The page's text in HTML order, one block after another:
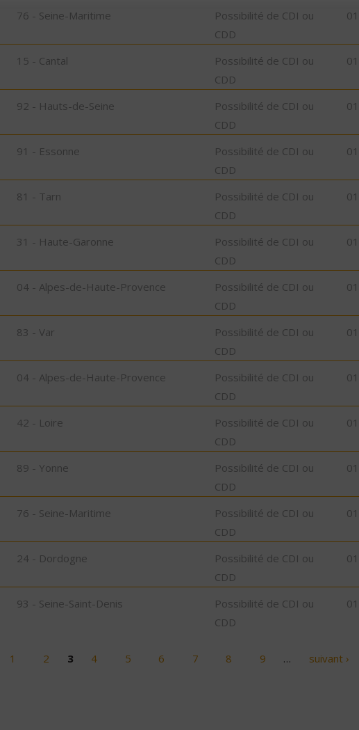
76 - Seine-Maritime
Possibilité de CDI ou
CDD
15 - Cantal
Possibilité de CDI ou
CDD
92 - Hauts-de-Seine
Possibilité de CDI ou
CDD
91 - Essonne
Possibilité de CDI ou
CDD
81 - Tarn
Possibilité de CDI ou
CDD
31 - Haute-Garonne
Possibilité de CDI ou
CDD
04 - Alpes-de-Haute-Provence
Possibilité de CDI ou
CDD
83 - Var
Possibilité de CDI ou
CDD
04 - Alpes-de-Haute-Provence
Possibilité de CDI ou
CDD
42 - Loire
Possibilité de CDI ou
CDD
89 - Yonne
Possibilité de CDI ou
CDD
76 - Seine-Maritime
Possibilité de CDI ou
CDD
24 - Dordogne
Possibilité de CDI ou
CDD
93 - Seine-Saint-Denis
Possibilité de CDI ou
CDD
1 2 3 4 5 6 7 8 9 … suivant ›